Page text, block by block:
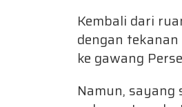
Kembali dari
dengan
ke gawang
Namun, sayang